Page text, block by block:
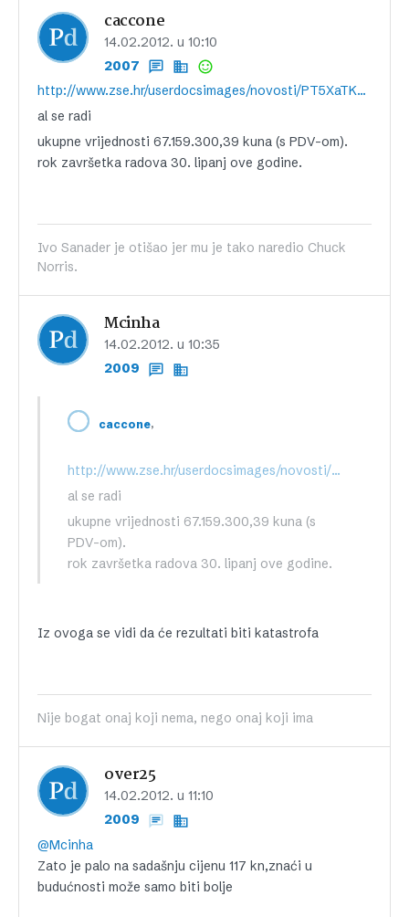
caccone
14.02.2012. u 10:10
2007
http://www.zse.hr/userdocsimages/novosti/PT5XaTKbLvl1IOwcFmHAiA==.pdf
al se radi
ukupne vrijednosti 67.159.300,39 kuna (s PDV-om).
rok završetka radova 30. lipanj ove godine.
Ivo Sanader je otišao jer mu je tako naredio Chuck
Norris.
Mcinha
14.02.2012. u 10:35
2009
caccone,
http://www.zse.hr/userdocsimages/novosti/PT5XaTKbLvl1IOwcFmHAiA==.pdf
al se radi
ukupne vrijednosti 67.159.300,39 kuna (s
PDV-om).
rok završetka radova 30. lipanj ove godine.
Iz ovoga se vidi da će rezultati biti katastrofa
Nije bogat onaj koji nema, nego onaj koji ima
over25
14.02.2012. u 11:10
2009
@Mcinha
Zato je palo na sadašnju cijenu 117 kn,znaći u
budućnosti može samo biti bolje